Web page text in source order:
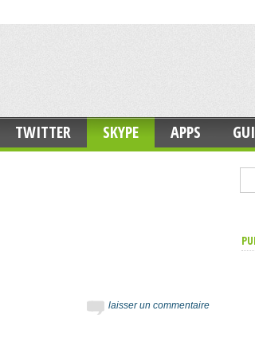
TWITTER SKYPE APPS
laisser un commentaire